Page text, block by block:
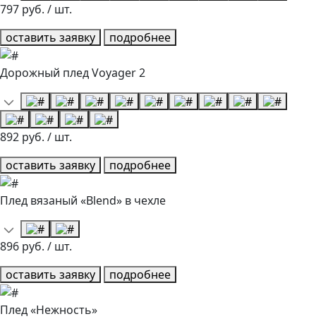
797 руб. / шт.
оставить заявку
подробнее
Дорожный плед Voyager 2
892 руб. / шт.
оставить заявку
подробнее
Плед вязаный «Blend» в чехле
896 руб. / шт.
оставить заявку
подробнее
Плед «Нежность»